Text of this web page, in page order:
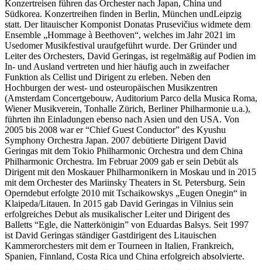
Konzertreisen führen das Orchester nach Japan, China und
Südkorea. Konzertreihen finden in Berlin, München undLeipzig
statt. Der litauischer Komponist Donatas Prusevičius widmete dem
Ensemble „Hommage à Beethoven“, welches im Jahr 2021 im
Usedomer Musikfestival uraufgeführt wurde. Der Gründer und
Leiter des Orchesters, David Geringas, ist regelmäßig auf Podien im
In- und Ausland vertreten und hier häufig auch in zweifacher
Funktion als Cellist und Dirigent zu erleben. Neben den
Hochburgen der west- und osteuropäischen Musikzentren
(Amsterdam Concertgebouw, Auditorium Parco della Musica Roma,
Wiener Musikverein, Tonhalle Zürich, Berliner Philharmonie u.a.),
führten ihn Einladungen ebenso nach Asien und den USA. Von
2005 bis 2008 war er “Chief Guest Conductor” des Kyushu
Symphony Orchestra Japan. 2007 debütierte Dirigent David
Geringas mit dem Tokio Philharmonic Orchestra und dem China
Philharmonic Orchestra. Im Februar 2009 gab er sein Debüt als
Dirigent mit den Moskauer Philharmonikern in Moskau und in 2015
mit dem Orchester des Mariinsky Theaters in St. Petersburg. Sein
Operndebut erfolgte 2010 mit Tschaikowskys „Eugen Onegin“ in
Klaipeda/Litauen. In 2015 gab David Geringas in Vilnius sein
erfolgreiches Debut als musikalischer Leiter und Dirigent des
Balletts “Egle, die Natterkönigin” von Eduardas Balsys. Seit 1997
ist David Geringas ständiger Gastdirigent des Litauischen
Kammerorchesters mit dem er Tourneen in Italien, Frankreich,
Spanien, Finnland, Costa Rica und China erfolgreich absolvierte.